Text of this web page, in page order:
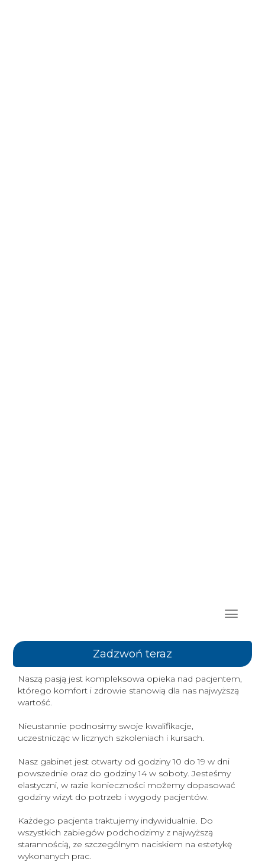
Zadzwoń teraz
Naszą pasją jest kompleksowa opieka nad pacjentem,
którego komfort i zdrowie stanowią dla nas najwyższą
wartość.
Nieustannie podnosimy swoje kwalifikacje,
uczestnicząc w licznych szkoleniach i kursach.
Nasz gabinet jest otwarty od godziny 10 do 19 w dni
powszednie oraz do godziny 14 w soboty. Jesteśmy
elastyczni, w razie konieczności możemy dopasować
godziny wizyt do potrzeb i wygody pacjentów.
Każdego pacjenta traktujemy indywidualnie. Do
wszystkich zabiegów podchodzimy z najwyższą
starannością, ze szczególnym naciskiem na estetykę
wykonanych prac.